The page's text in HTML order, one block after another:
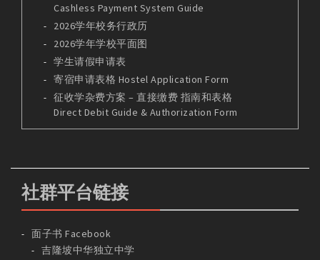
Cashless Payment System Guide
2026学年校务行政历
2026学年学校平面图
学生请假申请表
寄宿申请表格 Hostel Application Form
征收学杂费方案 – 直接缴费 指南和表格
Direct Debit Guide & Authorization Form
社群平台链接
面子书 Facebook
吉隆坡中华独立中学